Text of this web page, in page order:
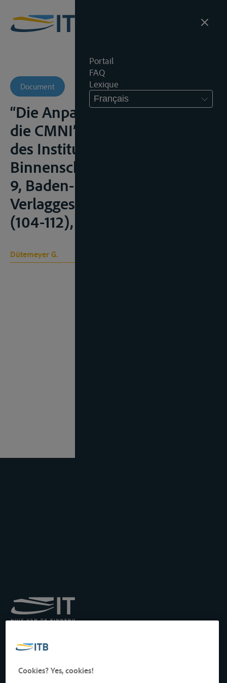
Portail
FAQ
Lexique
Français
Document
“Die Anpassung der IVTB an
die CMNI” in Schriftenreihe
des Instituts fur
Binnenschiffahrtsrecht , Band
9, Baden-Baden, Nomos
Verlaggeselsschaft, 2009,
(104-112), 110
Dütemeyer G.
Transport par Batellerie
Drukpersstraat 19
1000 Bruxelles, Belgique
Cookies? Yes, cookies!